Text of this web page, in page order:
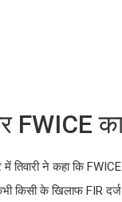
FWICE
में तिवारी ने कहा कि
के खिलाफ FIR दर्ज